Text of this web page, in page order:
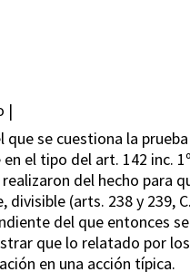
|
que se cuestiona la
el tipo del art. 142 inc.
del hecho para
(arts. 238 y 239,
del que entonces
que lo relatado por
en una acción típica.